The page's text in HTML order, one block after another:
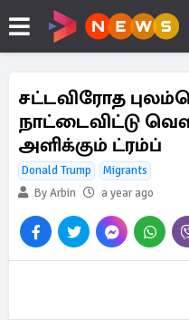
சட்டவிரோத
நாட்டைவிட்டு
அளிக்கும் ட்ரம்ப்
Donald Trump
Migrants
By Arbin
a year ago